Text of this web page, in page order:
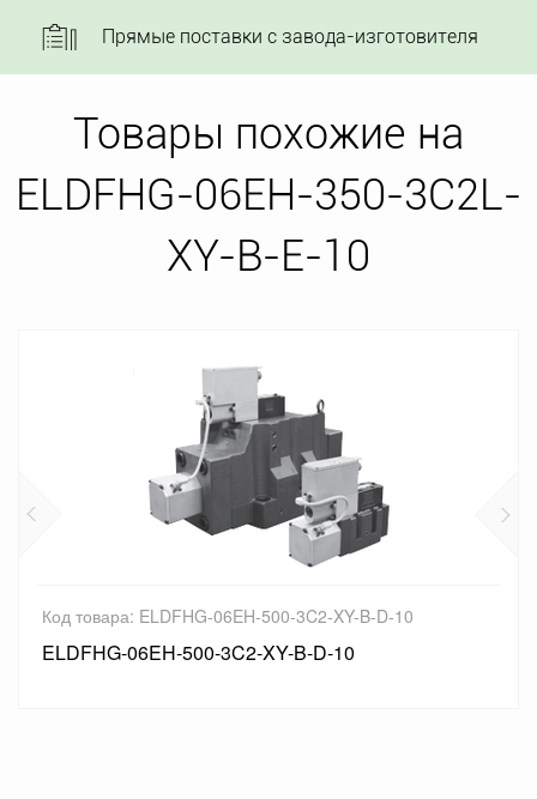
Прямые поставки с завода-изготовителя
Товары похожие на
ELDFHG-06EH-350-3C2L-
XY-B-E-10
Код товара: ELDFHG-06EH-500-3C2-XY-B-D-10
ELDFHG-06EH-500-3C2-XY-B-D-10